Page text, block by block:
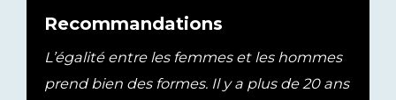
Recommandations
L’égalité entre les femmes et les hommes
prend bien des formes. Il y a plus de 20 ans